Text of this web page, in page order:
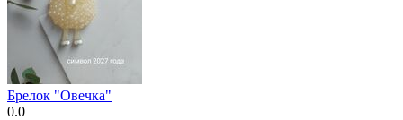
Брелок "Овечка"
0.0